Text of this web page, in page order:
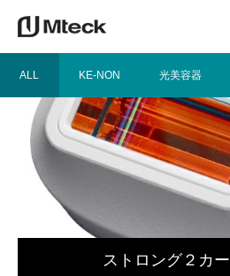
ALL KE-NON 光美容器
ストロング２カ